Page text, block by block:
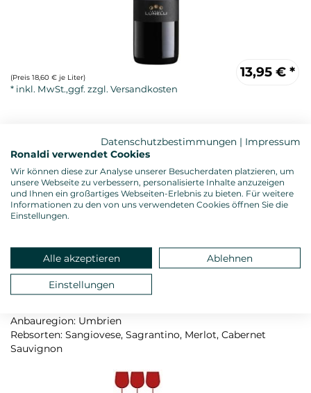
13,95 € *
(Preis 18,60 € je Liter)
Rotwein, trocken
Anbau: biologisch, ÖKO-Kontrollnummer: IT-BIO-015
Gesamtsäure: 6,07 g/l
Restzucker: 2,40 g/l
Allergenhinweis: enthält Sulfite
Verschluss: Naturkorken
Anbauregion: Umbrien
Rebsorten: Sangiovese, Sagrantino, Merlot, Cabernet
Sauvignon
Datenschutzbestimmungen | Impressum
Ronaldi verwendet Cookies
Wir können diese zur Analyse unserer Besucherdaten platzieren, um
unsere Webseite zu verbessern, personalisierte Inhalte anzuzeigen
und Ihnen ein großartiges Webseiten-Erlebnis zu bieten. Für weitere
Informationen zu den von uns verwendeten Cookies öffnen Sie die
Einstellungen.
Alle akzeptieren Ablehnen
Einstellungen